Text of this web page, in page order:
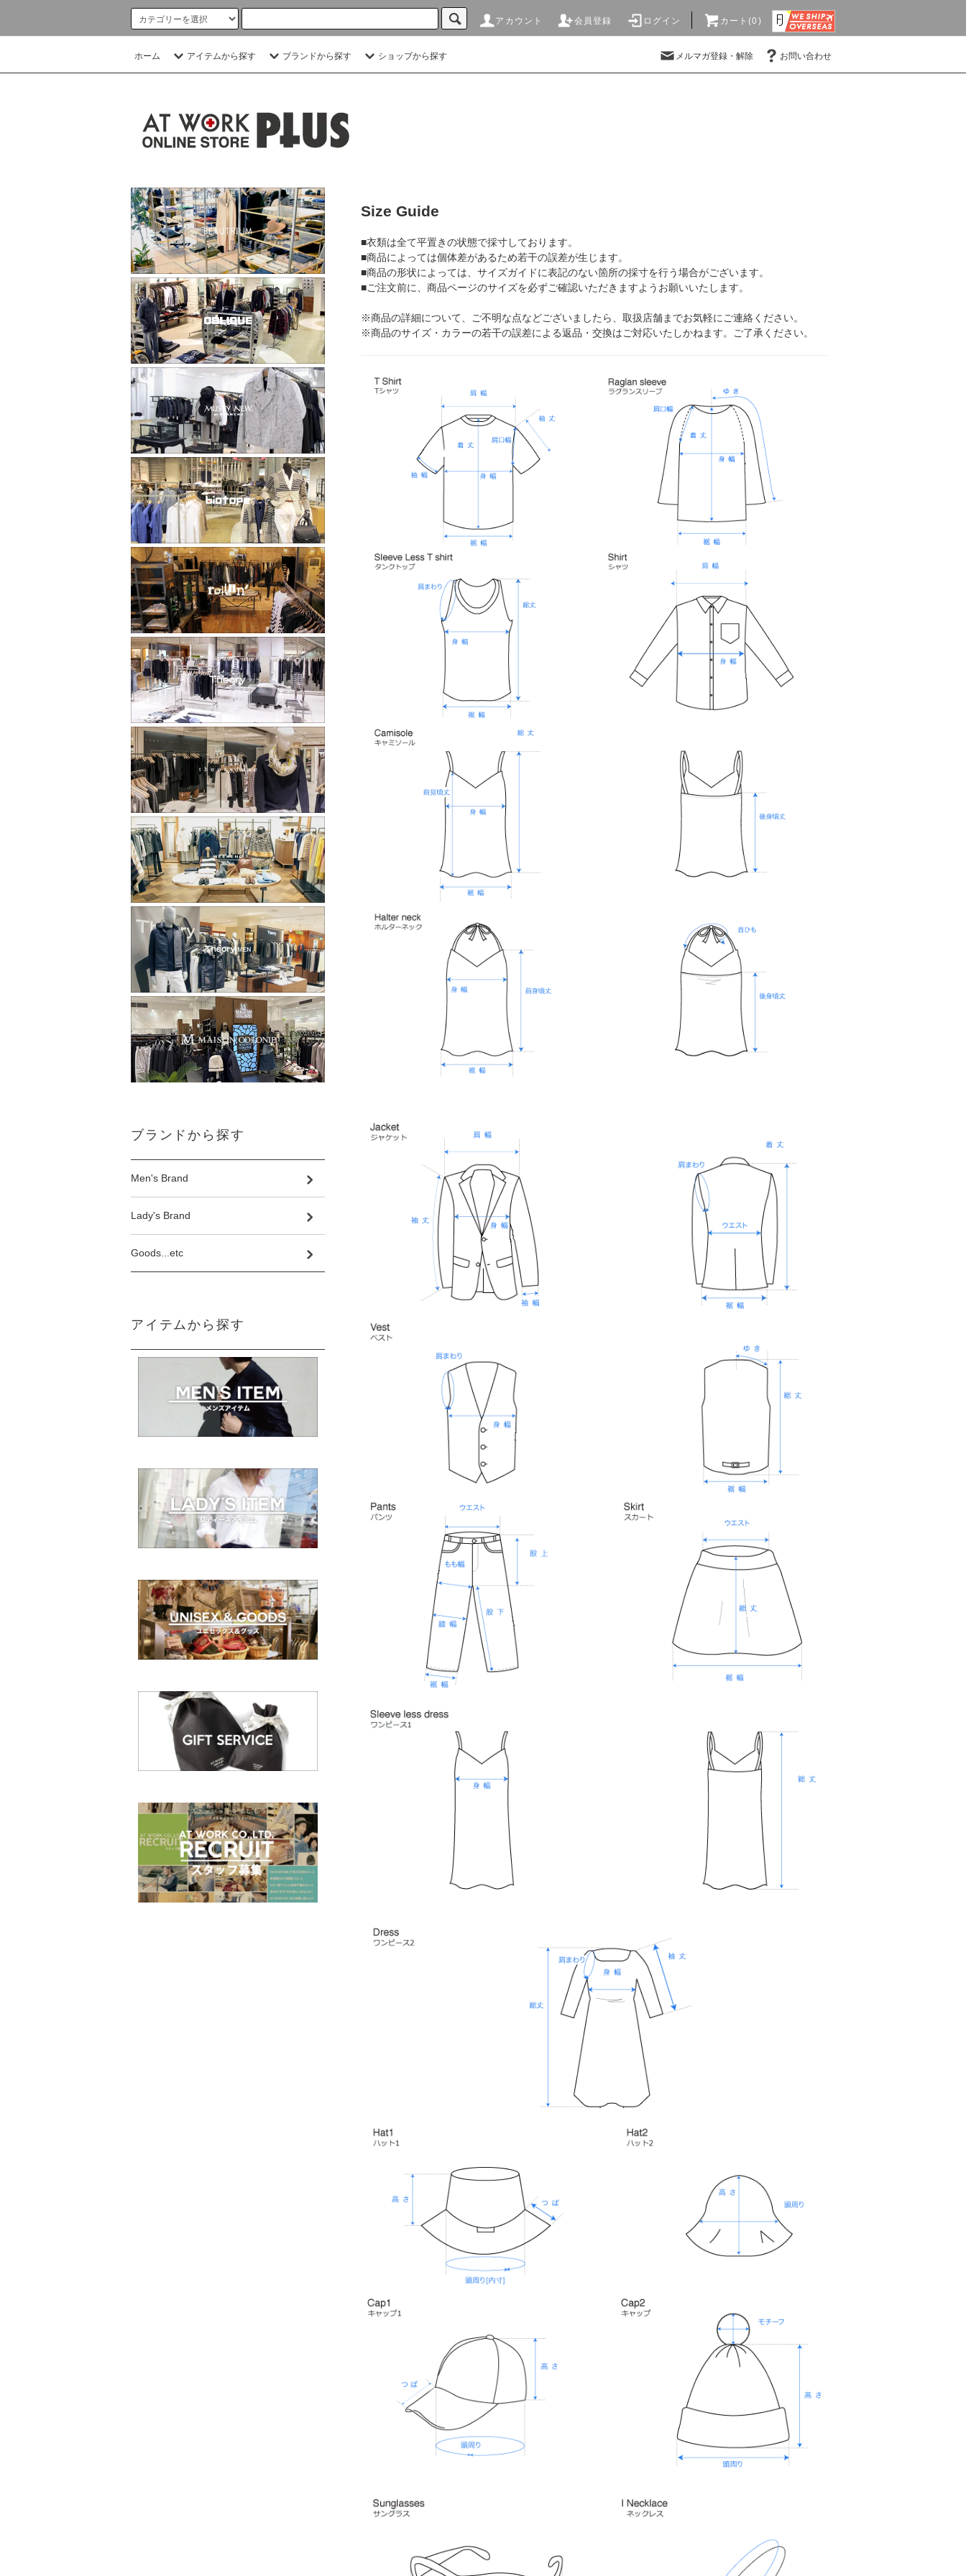
アカウント 会員登録 ログイン カート(0)
ホーム アイテムから探す ブランドから探す ショップから探す メルマガ登録・解除 お問い合わせ
Size Guide
■衣類は全て平置きの状態で採寸しております。
■商品によっては個体差があるため若干の誤差が生じます。
■商品の形状によっては、サイズガイドに表記のない箇所の採寸を行う場合がございます。
■ご注文前に、商品ページのサイズを必ずご確認いただきますようお願いいたします。
※商品の詳細について、ご不明な点などございましたら、取扱店舗までお気軽にご連絡ください。
※商品のサイズ・カラーの若干の誤差による返品・交換はご対応いたしかねます。ご了承ください。
ブランドから探す
Men's Brand
Lady's Brand
Goods...etc
アイテムから探す